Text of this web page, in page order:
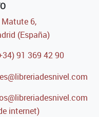
6,
(España)
91 369 42 90
internet)